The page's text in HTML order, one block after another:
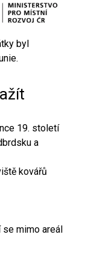
byl
19. století
a
kovářů
se mimo areál